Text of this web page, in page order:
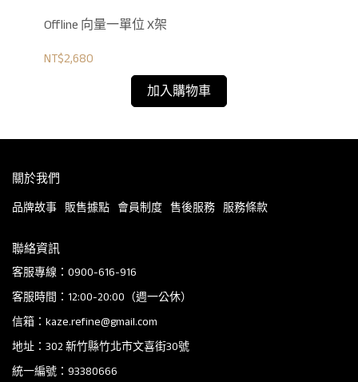
Offline 向量一單位 X架
NT$2,680
加入購物車
關於我們
品牌故事 販售據點 會員制度 售後服務 服務條款
聯絡資訊
客服專線：0900-616-916
客服時間：12:00-20:00（週一公休）
信箱：kaze.refine@gmail.com
地址：302 新竹縣竹北市文喜街30號
統一編號：93380666